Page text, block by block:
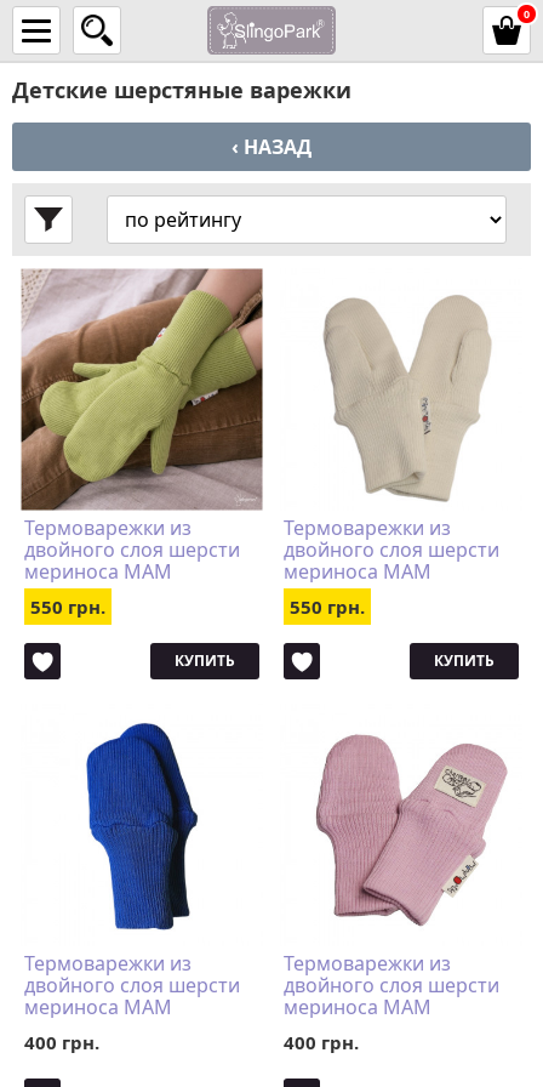
0
Детские шерстяные варежки
‹ НАЗАД
Термоварежки из
двойного слоя шерсти
мериноса MAM
ManyMonths (размер
110-122/128, салатовый)
550 грн.
КУПИТЬ
Термоварежки из
двойного слоя шерсти
мериноса MAM
ManyMonths (размер
98-104/110, натур)
550 грн.
КУПИТЬ
Термоварежки из
двойного слоя шерсти
мериноса MAM
50-68/74 однопалые,
синий)
400 грн.
Термоварежки из
двойного слоя шерсти
мериноса MAM
50-68/74 однопалые,
розовый)
400 грн.